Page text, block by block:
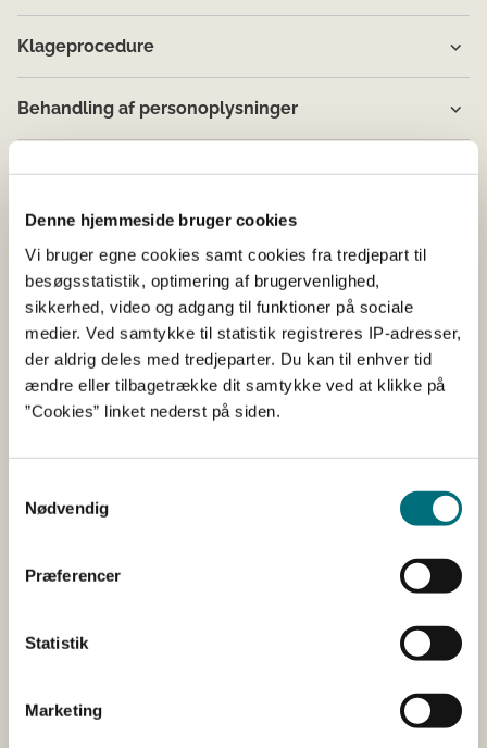
Denne hjemmeside bruger cookies
Vi bruger egne cookies samt cookies fra tredjepart til
besøgsstatistik, optimering af brugervenlighed,
sikkerhed, video og adgang til funktioner på sociale
medier. Ved samtykke til statistik registreres IP-adresser,
der aldrig deles med tredjeparter. Du kan til enhver tid
ændre eller tilbagetrække dit samtykke ved at klikke på
”Cookies” linket nederst på siden.
Nødvendig
Præferencer
Statistik
Marketing
Klageprocedure
Behandling af personoplysninger
EU-regler om handel